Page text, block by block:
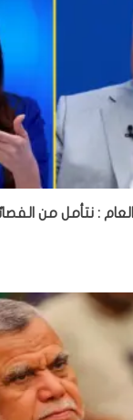
: نتأمل من